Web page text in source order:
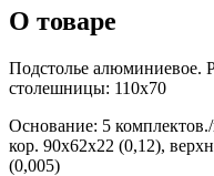
О товаре
Подстолье алюминиевое.
столешницы: 110х70
Основание: 5
кор. 90х62х22 (0,12),
(0,005)